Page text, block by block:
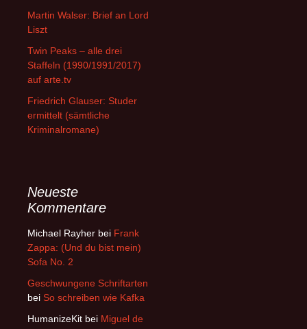
Martin Walser: Brief an Lord
Liszt
Twin Peaks – alle drei
Staffeln (1990/1991/2017)
auf arte.tv
Friedrich Glauser: Studer
ermittelt (sämtliche
Kriminalromane)
Neueste
Kommentare
Michael Rayher bei Frank
Zappa: (Und du bist mein)
Sofa No. 2
Geschwungene Schriftarten
bei So schreiben wie Kafka
HumanizeKit bei Miguel de